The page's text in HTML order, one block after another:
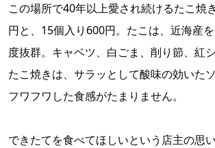
この場所で40年以上愛され続けるたこ焼
円と、15個入り600円。たこは、近海産
度抜群。キャベツ、白ごま、削り節、紅
たこ焼きは、サラッとして酸味の効いた
フワフワした食感がたまりません。
できたてを食べてほしいという店主の思